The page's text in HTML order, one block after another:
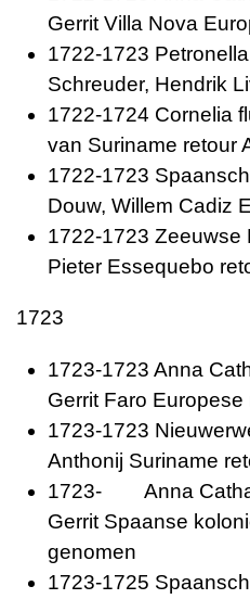
Gerrit Villa Nova
1722-1723
Schreuder, Hendrik
1722-1724 Cornelia
van Suriname retour
1722-1723
Douw, Willem Cadiz
1722-1723 Zeeuwse
Pieter Essequebo
1723
1723-1723 Anna
Gerrit Faro Europese
1723-1723
Anthonij Suriname
1723- Anna
Gerrit Spaanse
genomen
1723-1725